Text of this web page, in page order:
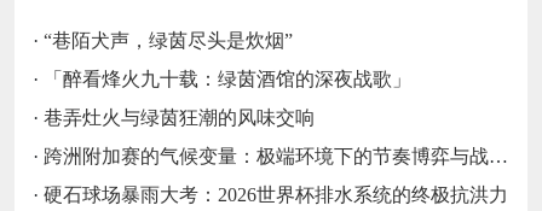
· “巷陌犬声，绿茵尽头是炊烟”
·
「醉看烽火九十载：绿茵酒馆的深夜战歌」
· 巷弄灶火与绿茵狂潮的风味交响
· 跨洲附加赛的气候变量：极端环境下的节奏博弈与战术自适应
· 硬石球场暴雨大考：2026世界杯排水系统的终极抗洪力